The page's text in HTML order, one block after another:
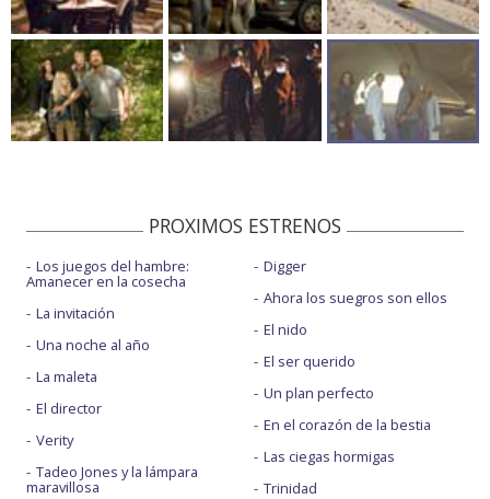
PROXIMOS ESTRENOS
Los juegos del hambre:
Amanecer en la cosecha
La invitación
Una noche al año
La maleta
El director
Verity
Tadeo Jones y la lámpara
maravillosa
Digger
Ahora los suegros son ellos
El nido
El ser querido
Un plan perfecto
En el corazón de la bestia
Las ciegas hormigas
Trinidad